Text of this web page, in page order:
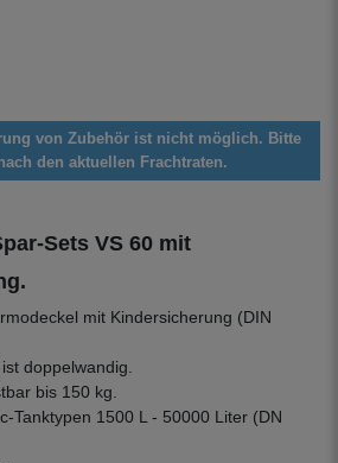
von Zubehör ist nicht möglich. Bitte
den aktuellen Frachtraten.
Sets VS 60 mit
mit Kindersicherung (DIN
doppelwandig.
bis 150 kg.
Tanktypen 1500 L - 50000 Liter (DN